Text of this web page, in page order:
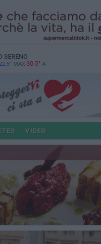
SERENO
22.5° MAX 30.5° A
VIDEO